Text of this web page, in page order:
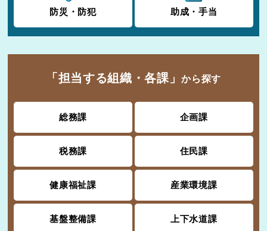
防災・防犯 助成・手当
「担当する組織・各課」から探す
総務課 企画課
税務課 住民課
健康福祉課 産業環境課
基盤整備課 上下水道課